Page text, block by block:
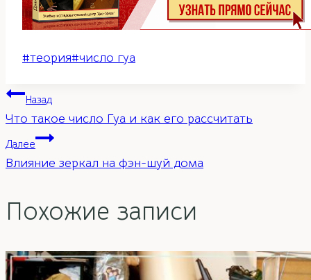
Метки
#теория#число гуа
Навигация
по
записям
Назад
Что такое число Гуа и как его рассчитать
Далее
Влияние зеркал на фэн-шуй дома
Похожие записи